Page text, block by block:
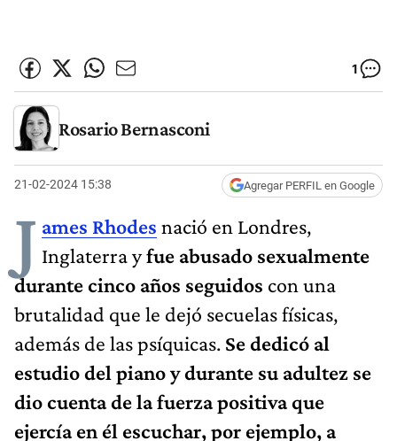
1
Rosario Bernasconi
21-02-2024 15:38 Agregar PERFIL en Google
J ames Rhodes nació en Londres,
Inglaterra yfue abusado sexualmente
durante cinco años seguidos con una
brutalidad que le dejó secuelas físicas,
además de las psíquicas. Se dedicó al
estudio del piano y durante su adultez se
dio cuenta de la fuerza positiva que
ejercía en él escuchar, por ejemplo, a